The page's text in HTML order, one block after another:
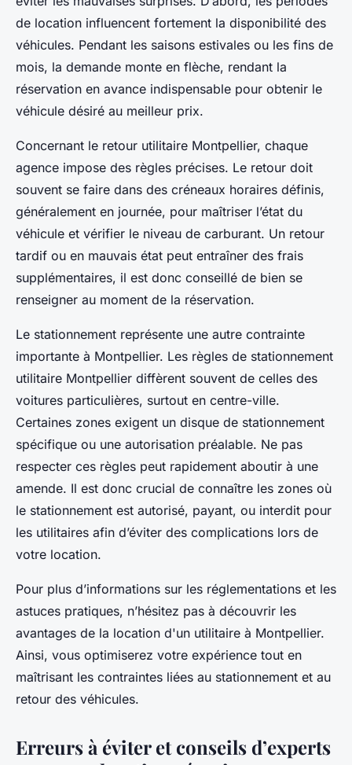
de location influencent fortement la disponibilité des
véhicules. Pendant les saisons estivales ou les fins de
mois, la demande monte en flèche, rendant la
réservation en avance indispensable pour obtenir le
véhicule désiré au meilleur prix.
Concernant le retour utilitaire Montpellier, chaque
agence impose des règles précises. Le retour doit
souvent se faire dans des créneaux horaires définis,
généralement en journée, pour maîtriser l’état du
véhicule et vérifier le niveau de carburant. Un retour
tardif ou en mauvais état peut entraîner des frais
supplémentaires, il est donc conseillé de bien se
renseigner au moment de la réservation.
Le stationnement représente une autre contrainte
importante à Montpellier. Les règles de stationnement
utilitaire Montpellier diffèrent souvent de celles des
voitures particulières, surtout en centre-ville.
Certaines zones exigent un disque de stationnement
spécifique ou une autorisation préalable. Ne pas
respecter ces règles peut rapidement aboutir à une
amende. Il est donc crucial de connaître les zones où
le stationnement est autorisé, payant, ou interdit pour
les utilitaires afin d’éviter des complications lors de
votre location.
Pour plus d’informations sur les réglementations et les
astuces pratiques, n’hésitez pas à découvrir les
avantages de la location d'un utilitaire à Montpellier.
Ainsi, vous optimiserez votre expérience tout en
maîtrisant les contraintes liées au stationnement et au
retour des véhicules.
Erreurs à éviter et conseils d’experts